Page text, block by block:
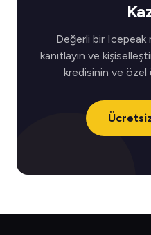
Değerli bir
kanıtlayın ve
kredisinin ve özel